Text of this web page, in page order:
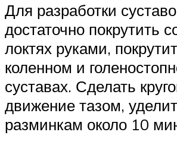
Для разработки
достаточно покрутить
локтях руками,
коленном и
суставах. Сделать
движение тазом,
разминкам около 10